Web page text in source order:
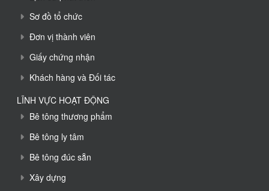
Sơ đồ tổ chức
Đơn vị thành viên
Giấy chứng nhận
Khách hàng và Đối tác
LĨNH VỰC HOẠT ĐỘNG
Bê tông thương phẩm
Bê tông ly tâm
Bê tông đúc sẵn
Xây dựng